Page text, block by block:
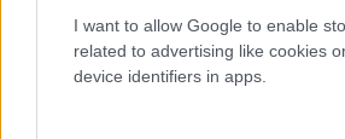
I want to allow Google to enable
related to advertising like cookies
device identifiers in apps.
Αρκετό άγχος έχει αυτή η
σου Παρθένε μου! Αναγνωρίζεις